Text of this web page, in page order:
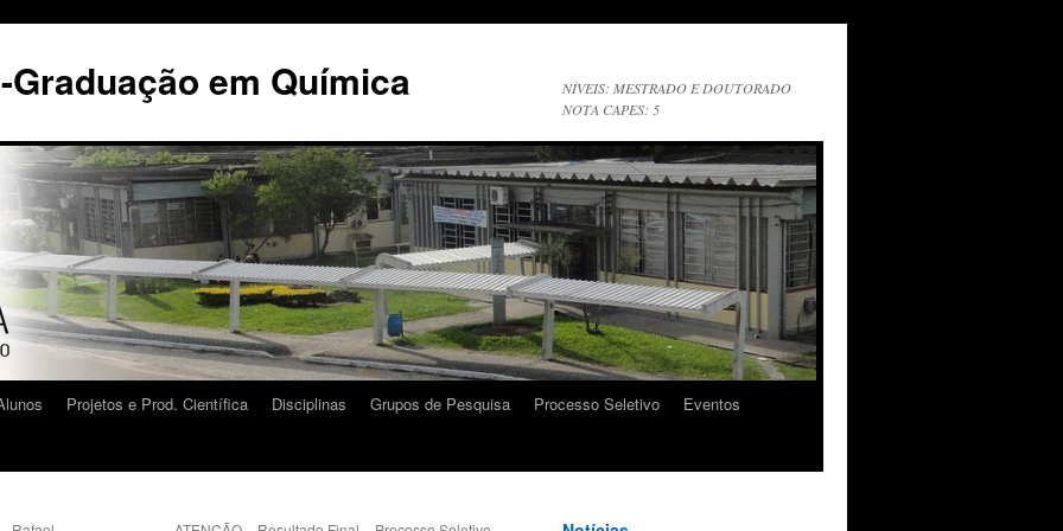
em Química
NÍVEIS: MESTRADO E DOUTORADO
NOTA CAPES: 5
Projetos e Prod. Científica Disciplinas Grupos de Pesquisa Processo Seletivo
Eventos